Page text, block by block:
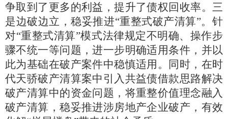
争取到了更多的利益，提升了债权回收率。三
是边破边立，稳妥推进“重整式破产清算”。针
对“重整式清算”模式法律规定不明确、操作步
骤不统一等问题，进一步明确适用条件，并以
此为基础在破产案件中稳慎适用。同时，在时
代天骄破产清算案中引入共益债借款思路解决
破产清算中的资金问题，将重整价值理念融入
破产清算，稳妥推进涉房地产企业破产，有效